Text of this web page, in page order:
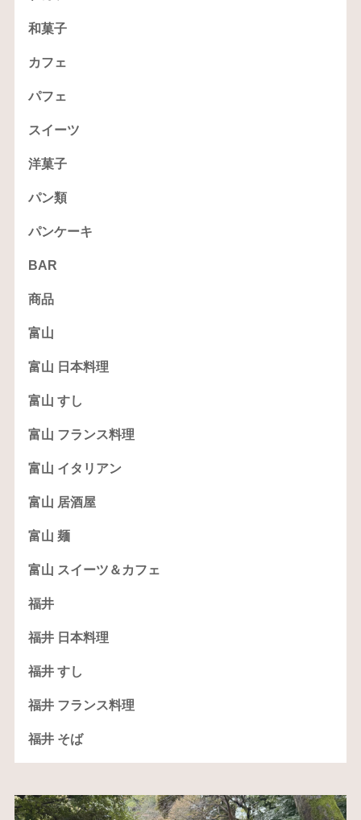
和菓子
カフェ
パフェ
スイーツ
洋菓子
パン類
パンケーキ
BAR
商品
富山
富山 日本料理
富山 すし
富山 フランス料理
富山 イタリアン
富山 居酒屋
富山 麺
富山 スイーツ＆カフェ
福井
福井 日本料理
福井 すし
福井 フランス料理
福井 そば